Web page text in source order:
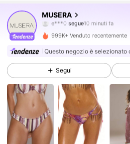
MUSERA
e***0segue
m***a sta navigando
4.83
4.3M Follower
4.83 4.3M Follower
4.83 4.3M Follower
4.83 4.3M Follower
999K+ Venduto recentemente
Questo negozio è selezionato
Segui